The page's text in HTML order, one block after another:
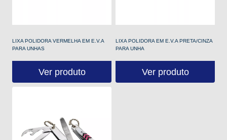
LIXA POLIDORA VERMELHA EM E.V.A
PARA UNHAS
Ver produto
LIXA POLIDORA EM E.V.A PRETA/CINZA
PARA UNHA
Ver produto